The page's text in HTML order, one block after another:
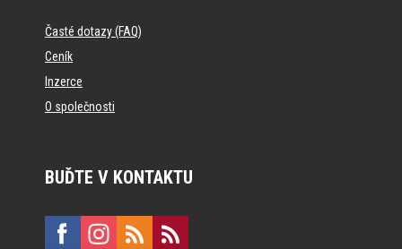
Časté dotazy (FAQ)
Ceník
Inzerce
O společnosti
BUĎTE V KONTAKTU